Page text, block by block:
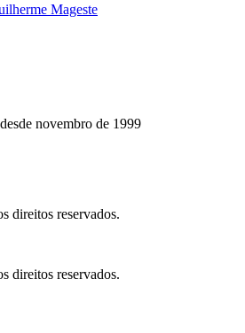
Mageste
novembro de 1999
direitos reservados.
direitos reservados.